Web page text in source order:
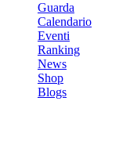
Guarda
Calendario
Eventi
Ranking
News
Shop
Blogs